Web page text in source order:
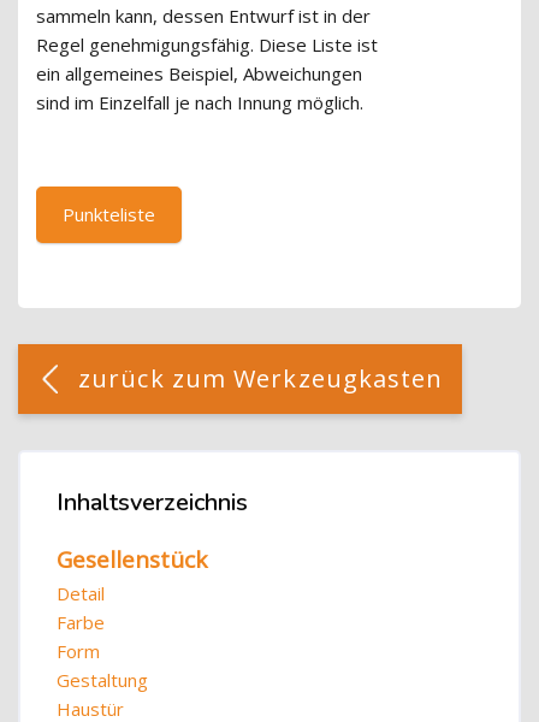
sammeln kann, dessen Entwurf ist in der
Regel genehmigungsfähig. Diese Liste ist
ein allgemeines Beispiel, Abweichungen
sind im Einzelfall je nach Innung möglich.
Punkteliste
Blöcke
[Cocoon] Custom HTML überspringen
zurück zum Werkzeugkasten
Inhaltsverzeichnis überspringen
Inhaltsverzeichnis
Gesellenstück
Detail
Farbe
Form
Gestaltung
Haustür